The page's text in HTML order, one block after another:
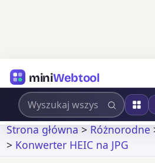
miniWebtool
Strona główna>Różnorodne
> Konwerter HEIC na JPG